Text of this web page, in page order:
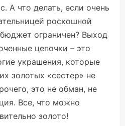
А что делать, если очень
роскошной
ограничен? Выход
цепочки – это
украшения, которые
золотых «сестер» не
это не обман, не
Все, что можно
золото!